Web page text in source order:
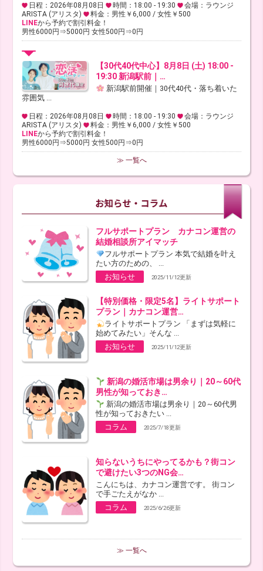
日程：2026年08月08日 時間：18:00 - 19:30
会場：ラウンジ
ARISTA (アリスタ)
料金：男性￥6,000 / 女性￥500
LINEから予約で割引料金！
男性6000円⇒5000円 女性500円⇒0円
【30代40代中心】8月8日 (土) 18:00 -
19:30 新潟駅前｜…
新潟駅前開催｜30代40代・落ち着いた
雰囲気 ...
日程：2026年08月08日 時間：18:00 - 19:30
会場：ラウンジ
ARISTA (アリスタ)
料金：男性￥6,000 / 女性￥500
LINEから予約で割引料金！
男性6000円⇒5000円 女性500円⇒0円
≫ 一覧へ
フルサポートプラン カナコン運営の
結婚相談所アイマッチ
フルサポートプラン 本気で結婚を叶え
たい方のための、 ...
お知らせ
2025/11/12更新
【特別価格・限定5名】ライトサポート
プラン｜カナコン運営…
ライトサポートプラン 「まずは気軽に
始めてみたい」そんな ...
お知らせ
2025/11/12更新
新潟の婚活市場は男余り｜20～60代
男性が知っておき…
新潟の婚活市場は男余り｜20～60代男
性が知っておきたい ...
コラム
2025/7/18更新
知らないうちにやってるかも？街コン
で避けたい3つのNG会…
こんにちは、カナコン運営です。 街コン
で手ごたえがなか ...
コラム
2025/6/26更新
≫ 一覧へ